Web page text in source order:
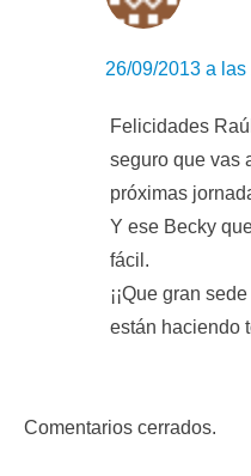
26/09/2013 a las
Felicidades
seguro que vas
próximas
Y ese Becky
fácil.
¡¡Que gran
están haciendo
Comentarios cerrados.